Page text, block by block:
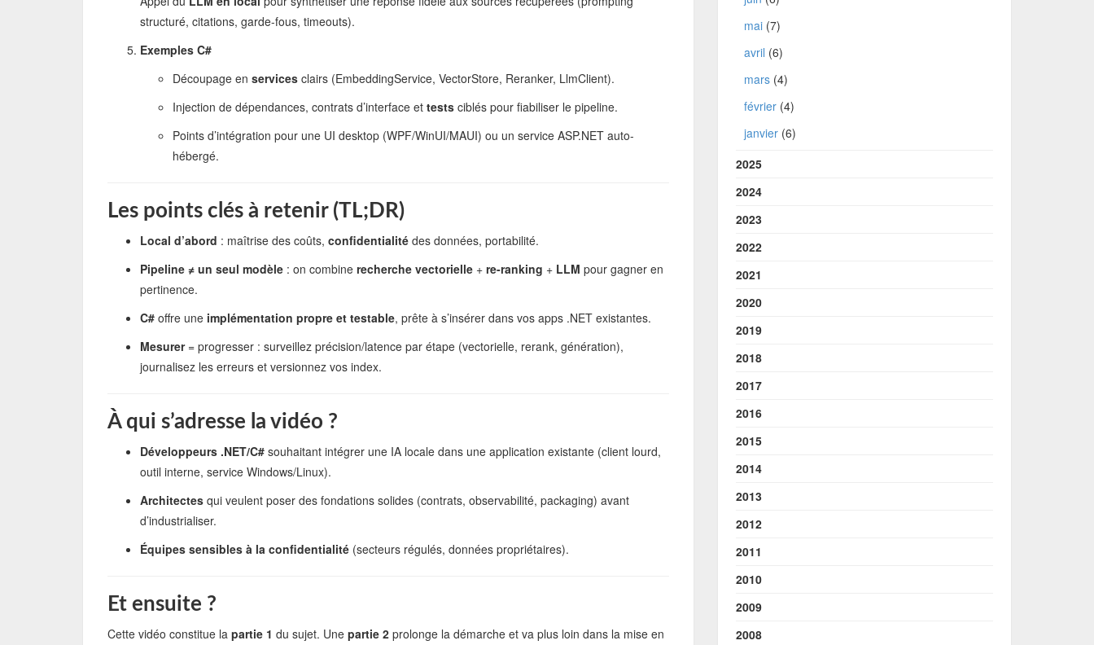
structuré, citations, garde-fous, timeouts).
Exemples C#
Découpage en services clairs (EmbeddingService, VectorStore, Reranker, LlmClient).
Injection de dépendances, contrats d’interface et tests ciblés pour fiabiliser le pipeline.
Points d’intégration pour une UI desktop (WPF/WinUI/MAUI) ou un service ASP.NET auto-
hébergé.
Les points clés à retenir (TL;DR)
Local d’abord : maîtrise des coûts, confidentialité des données, portabilité.
Pipeline ≠ un seul modèle : on combine recherche vectorielle + re-ranking + LLM pour gagner en
pertinence.
C# offre une implémentation propre et testable, prête à s’insérer dans vos apps .NET existantes.
Mesurer= progresser : surveillez précision/latence par étape (vectorielle, rerank, génération),
journalisez les erreurs et versionnez vos index.
À qui s’adresse la vidéo ?
Développeurs .NET/C# souhaitant intégrer une IA locale dans une application existante (client lourd,
outil interne, service Windows/Linux).
Architectes qui veulent poser des fondations solides (contrats, observabilité, packaging) avant
d’industrialiser.
Équipes sensibles à la confidentialité (secteurs régulés, données propriétaires).
Et ensuite ?
Cette vidéo constitue la partie 1 du sujet. Une partie 2 prolonge la démarche et va plus loin dans la mise en
mai(7)
avril (6)
mars(4)
février(4)
janvier(6)
2025
2024
2023
2022
2021
2020
2019
2018
2017
2016
2015
2014
2013
2012
2011
2010
2009
2008